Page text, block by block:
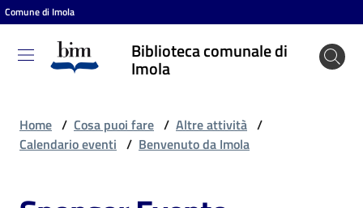
Vai al contenuto
Vai alla navigazione
Vai al footer
Comune di Imola
Biblioteca comunale di
Imola
Biblioteca
comunale
Home / Cosa puoi fare / Altre attività /
Calendario eventi / Benvenuto da Imola